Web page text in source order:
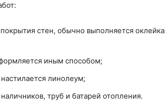
стен, обычно выполняется оклейка
иным способом;
линолеум;
труб и батарей отопления.